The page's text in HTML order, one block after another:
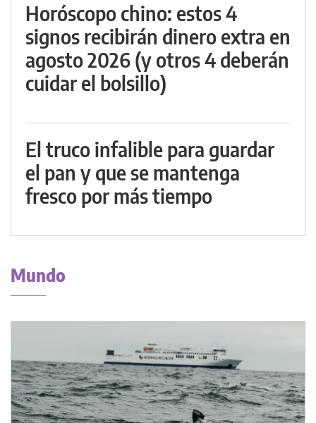
Horóscopo chino: estos 4
signos recibirán dinero extra en
agosto 2026 (y otros 4 deberán
cuidar el bolsillo)
El truco infalible para guardar
el pan y que se mantenga
fresco por más tiempo
Mundo